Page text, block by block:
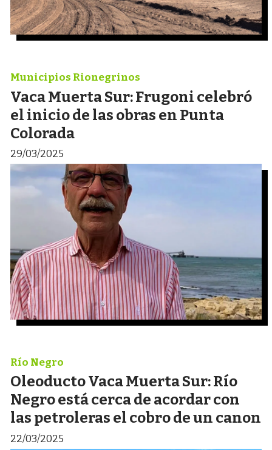
Vaca Muerta Sur: Frugoni celebró
el inicio de las obras en Punta
Colorada
Municipios Rionegrinos
29/03/2025
Oleoducto Vaca Muerta Sur: Río
Negro está cerca de acordar con
las petroleras el cobro de un canon
Río Negro
22/03/2025